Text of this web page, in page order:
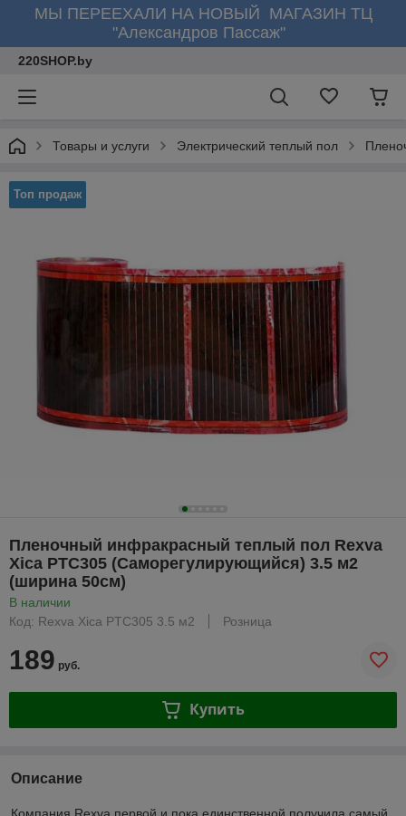
МЫ ПЕРЕЕХАЛИ НА НОВЫЙ МАГАЗИН ТЦ
"Александров Пассаж"
220SHOP.by
Товары и услуги Электрический теплый пол
Топ продаж
Пленочный инфракрасный теплый пол Rexva
Xica PTC305 (Саморегулирующийся) 3.5 м2
(ширина 50см)
В наличии
Код: Rexva Xica PTC305 3.5 м2
Розница
189 руб.
Купить
Описание
Компания Rexva первой и пока единственной получила самый